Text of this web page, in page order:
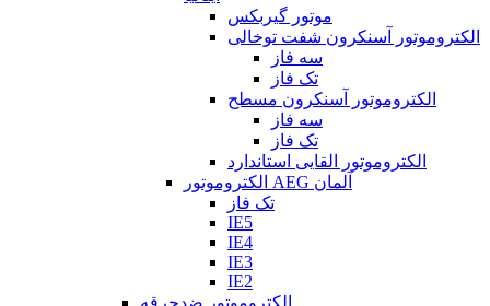
موتور گیربکس
الکتروموتور آسنکرون شفت توخالی
سه فاز
تک فاز
الکتروموتور آسنکرون مسطح
سه فاز
تک فاز
الکتروموتور القایی استاندارد
الکتروموتور AEG آلمان
تک فاز
IE5
IE4
IE3
IE2
الکتروموتور ضدجرقه